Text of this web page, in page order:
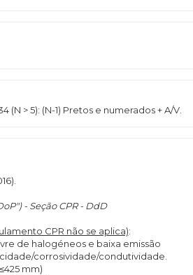
> 5): (N-1) Pretos e numerados + A/V.
- Seção CPR - DdD
CPR não se aplica):
de halogéneos e baixa emissão
corrosividade/condutividade.
mm)